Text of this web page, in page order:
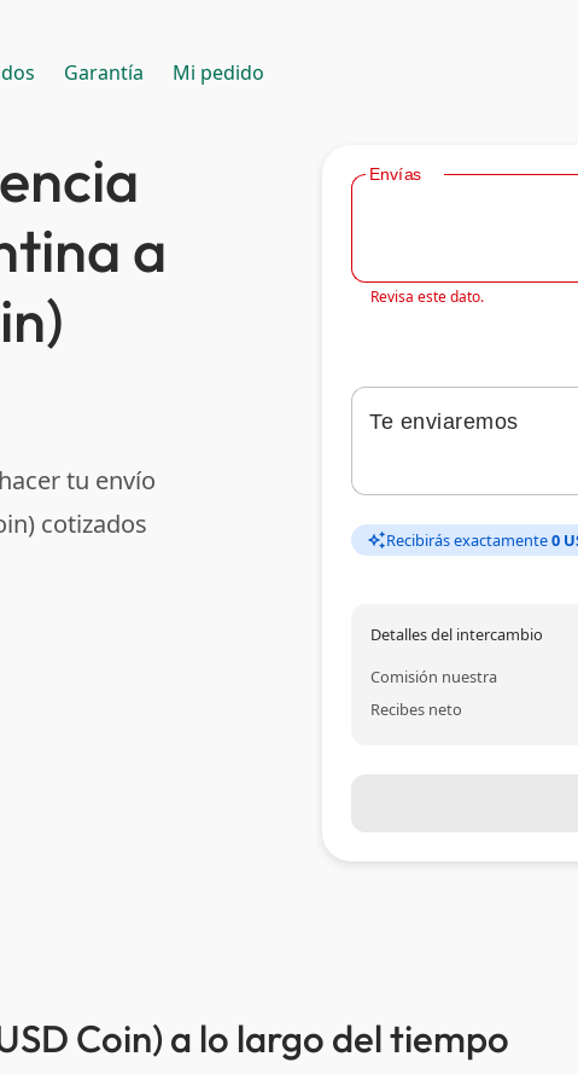
Garantía Mi pedido
a
tu envío
cotizados
Envías
Revisa este dato.
Te enviaremos
auto_awesomeRecibirás exactamente0
Detalles del intercambio
Comisión nuestra
Recibes neto
Coin) a lo largo del tiempo